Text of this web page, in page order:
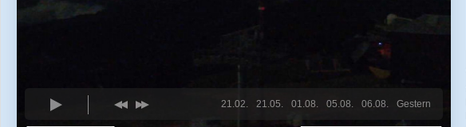
Gestern
06.08.
05.08.
01.08.
21.05.
21.02.